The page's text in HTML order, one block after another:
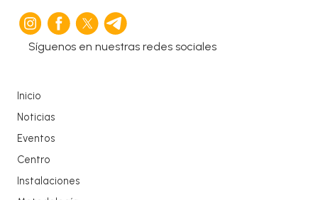
Síguenos en nuestras redes sociales
Inicio
Noticias
Eventos
Centro
Instalaciones